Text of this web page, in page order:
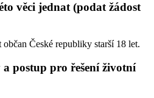
věci jednat (podat žádost
České republiky starší 18 let.
postup pro řešení životní